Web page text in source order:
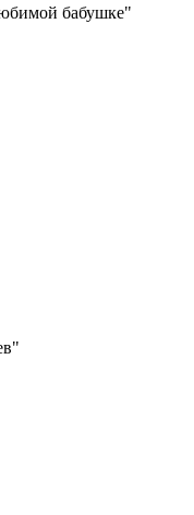
бабушке"